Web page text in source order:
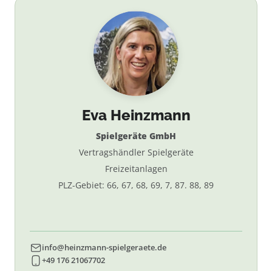
Eva Heinzmann
Spielgeräte GmbH
Vertragshändler Spielgeräte
Freizeitanlagen
PLZ-Gebiet: 66, 67, 68, 69, 7, 87. 88, 89
info@heinzmann-spielgeraete.de
+49 176 21067702